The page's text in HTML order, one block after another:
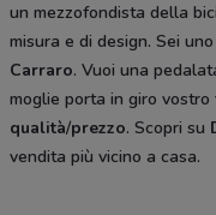
un mezzofondista della
misura e di design. Sei
Carraro. Vuoi una
moglie porta in giro vostro
qualità/prezzo. Scopri su
vendita più vicino a casa.